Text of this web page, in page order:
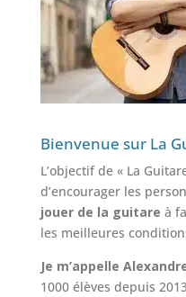
Bienvenue sur La
L’objectif de « La
d’encourager les
jouer de la guitare à
les meilleures
Je m’appelle
1000 élèves depuis